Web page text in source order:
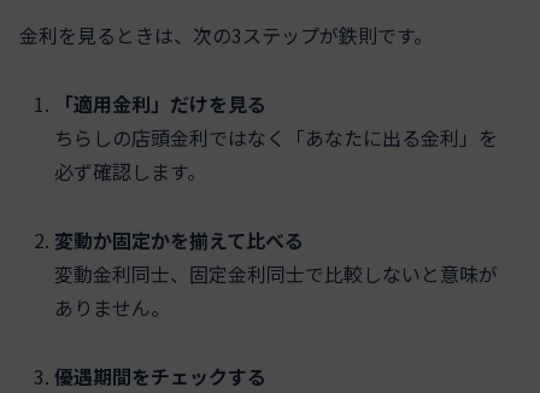
金利を見るときは、次の3ステップが鉄則です。
「適用金利」だけを見る
ちらしの店頭金利ではなく「あなたに出る金利」を
必ず確認します。
変動か固定かを揃えて比べる
変動金利同士、固定金利同士で比較しないと意味が
ありません。
優遇期間をチェックする